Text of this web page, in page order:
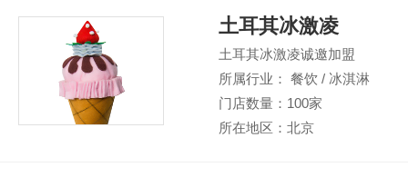
土耳其冰激凌
土耳其冰激凌诚邀加盟
所属行业： 餐饮 / 冰淇淋
门店数量：100家
所在地区：北京